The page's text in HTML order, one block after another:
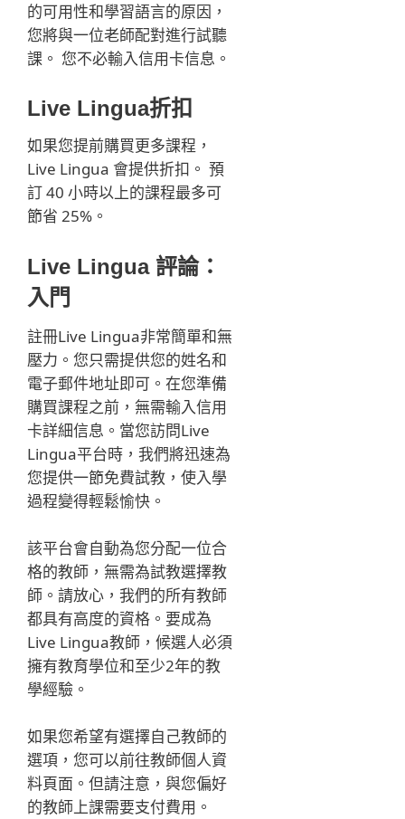
的可用性和學習語言的原因，
您將與一位老師配對進行試聽
課。 您不必輸入信用卡信息。
Live Lingua折扣
如果您提前購買更多課程，
Live Lingua 會提供折扣。 預
訂 40 小時以上的課程最多可
節省 25%。
Live Lingua 評論：
入門
註冊Live Lingua非常簡單和無
壓力。您只需提供您的姓名和
電子郵件地址即可。在您準備
購買課程之前，無需輸入信用
卡詳細信息。當您訪問Live
Lingua平台時，我們將迅速為
您提供一節免費試教，使入學
過程變得輕鬆愉快。
該平台會自動為您分配一位合
格的教師，無需為試教選擇教
師。請放心，我們的所有教師
都具有高度的資格。要成為
Live Lingua教師，候選人必須
擁有教育學位和至少2年的教
學經驗。
如果您希望有選擇自己教師的
選項，您可以前往教師個人資
料頁面。但請注意，與您偏好
的教師上課需要支付費用。